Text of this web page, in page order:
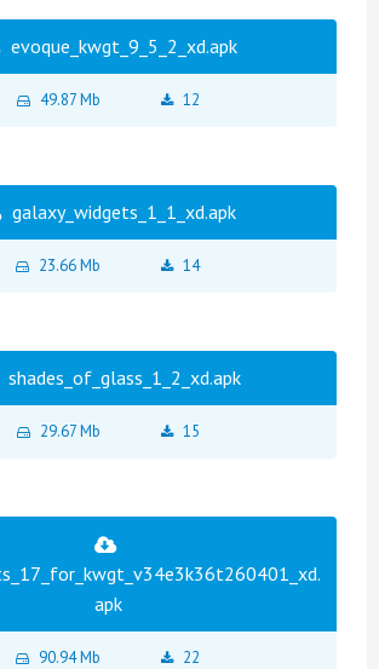
evoque_kwgt_9_5_2_xd.apk
49.87 Mb 12
galaxy_widgets_1_1_xd.apk
23.66 Mb 14
shades_of_glass_1_2_xd.apk
29.67 Mb 15
apk
90.94 Mb 22